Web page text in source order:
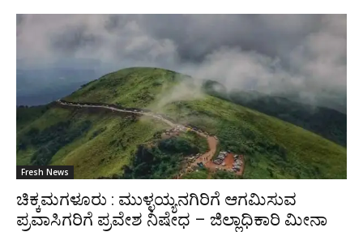
Fresh News
ಚಿಕ್ಕಮಗಳೂರು : ಮುಳ್ಳಯ್ಯನಗಿರಿಗೆ ಆಗಮಿಸುವ
ಪ್ರವಾಸಿಗರಿಗೆ ಪ್ರವೇಶ ನಿಷೇಧ – ಜಿಲ್ಲಾಧಿಕಾರಿ ಮೀನಾ